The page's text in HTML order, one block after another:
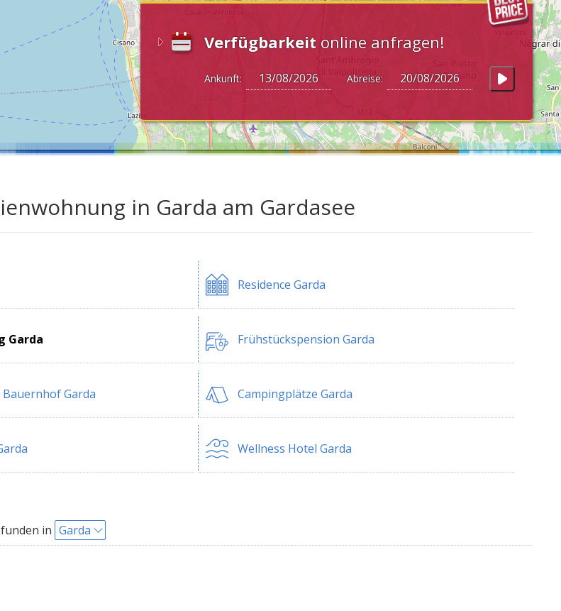
Verfügbarkeit online anfragen!
Ankunft: Abreise:
in Garda am Gardasee
Residence Garda
Garda Frühstückspension Garda
Garda Campingplätze Garda
Wellness Hotel Garda
in Garda